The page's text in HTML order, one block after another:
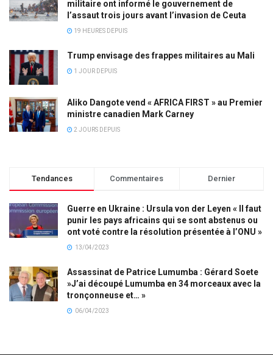
militaire ont informé le gouvernement de
l’assaut trois jours avant l’invasion de Ceuta
19 HEURES DEPUIS
Trump envisage des frappes militaires au Mali
1 JOUR DEPUIS
Aliko Dangote vend « AFRICA FIRST » au Premier
ministre canadien Mark Carney
2 JOURS DEPUIS
Tendances Commentaires Dernier
Guerre en Ukraine : Ursula von der Leyen « Il faut
punir les pays africains qui se sont abstenus ou
ont voté contre la résolution présentée à l’ONU »
13/04/2023
Assassinat de Patrice Lumumba : Gérard Soete
»J’ai découpé Lumumba en 34 morceaux avec la
tronçonneuse et… »
06/04/2023